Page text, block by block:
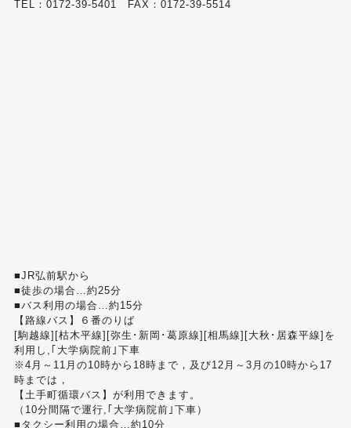
TEL：0172-39-5401 FAX：0172-39-5514
■JR弘前駅から
■徒歩の場合…約25分
■バス利用の場合…約15分
【路線バス】６番のりば
[駒越線][枯木平線][弥生･新岡･葛原線][相馬線][大秋･居森平線]を
利用し,｢大学病院前｣下車
※4月～11月の10時から18時まで，及び12月～3月の10時から17
時までは，
【土手町循環バス】が利用できます。
（10分間隔で運行,｢大学病院前｣下車）
■タクシー利用の場合…約10分